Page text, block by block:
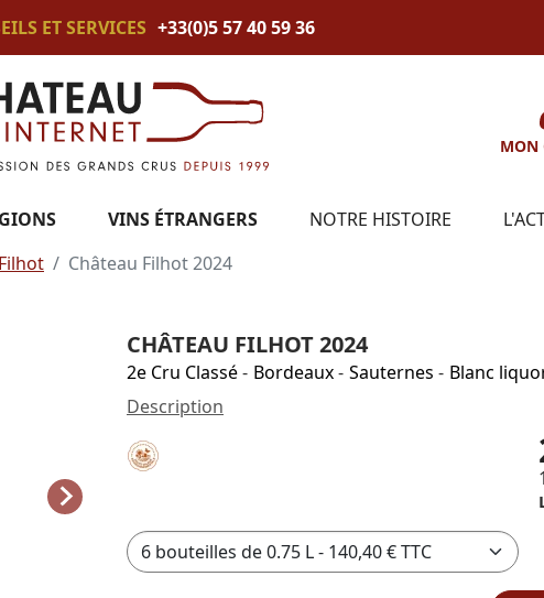
ET SERVICES +33(0)5 57 40 59 36
MON
VINS ÉTRANGERS NOTRE HISTOIRE
Château Filhot 2024
CHÂTEAU FILHOT 2024
2e Cru Classé- Bordeaux- Sauternes - Blanc
Description